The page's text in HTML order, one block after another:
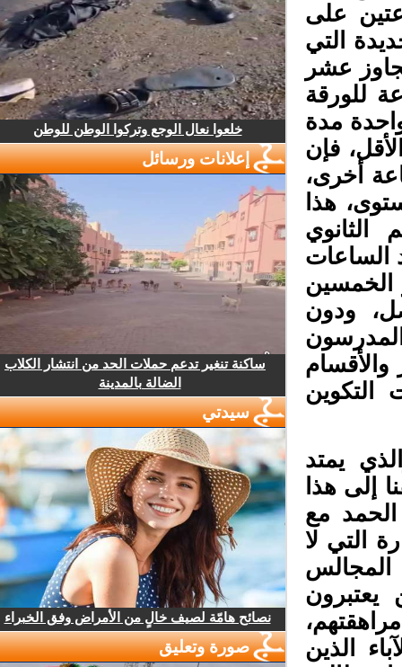
على
التي
عشر
للورقة
مدة
فإن
أخرى،
هذا
ودون
التكوين
يمتد
إلى هذا
مع
التي لا
يعتبرون
الذين
خلعوا نعال الوجع وتركوا الوطن للوطن
إعلانات ورسائل
ساكنة تنغير تدعم حملات الحد من انتشار الكلاب
الضالة بالمدينة
سيدتي
نصائح هامّة لصيف خالٍ من الأمراض وفق الخبراء
صورة وتعليق